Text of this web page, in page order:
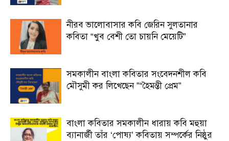
নীরব ভালোবাসার কবি জেরিন সুলতানার
কবিতা “খুব বেশী তো চায়নি মেয়েটি”
সমকালীন বাংলা কবিতার সংবেদনশীল কবি
মৌসুমী কর লিখেছেন ”“হৈমন্তী প্রেম”
বাংলা কবিতার সমকালীন ধারায় কবি মহুয়া
ব্যানার্জী তাঁর ‘পোষ্য’ কবিতায় সম্পর্কের নিষ্ঠুর